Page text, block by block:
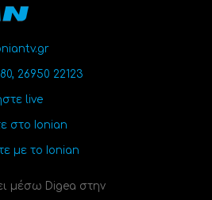
26950 22123
live
στο Ionian
με το Ionian
μέσω Digea στην